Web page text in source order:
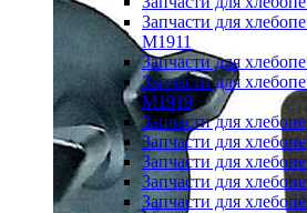
Запчасти для
M1911
Запчасти для
Запчасти для
M1919
Запчасти для
Запчасти для
Запчасти для
Запчасти для
Запчасти для